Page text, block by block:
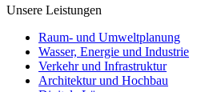
Unsere Leistungen
Raum- und Umweltplanung
Wasser, Energie und Industrie
Verkehr und Infrastruktur
Architektur und Hochbau